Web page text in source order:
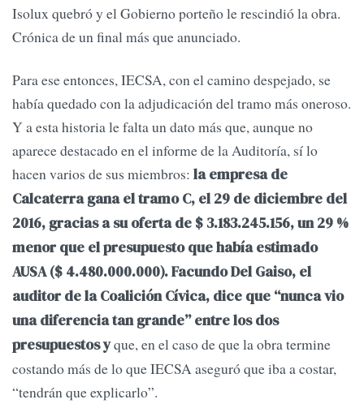
Isolux quebró y el Gobierno porteño le rescindió la obra.
Crónica de un final más que anunciado.
Para ese entonces, IECSA, con el camino despejado, se
había quedado con la adjudicación del tramo más oneroso.
Y a esta historia le falta un dato más que, aunque no
aparece destacado en el informe de la Auditoría, sí lo
hacen varios de sus miembros: la empresa de
Calcaterra gana el tramo C, el 29 de diciembre del
2016, gracias a su oferta de $ 3.183.245.156, un 29 %
menor que el presupuesto que había estimado
AUSA ($ 4.480.000.000).Facundo Del Gaiso, el
auditor de la Coalición Cívica, dice que “nunca vio
una diferencia tan grande” entre los dos
presupuestos yque, en el caso de que la obra termine
costando más de lo que IECSA aseguró que iba a costar,
“tendrán que explicarlo”.